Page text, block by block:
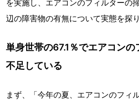
を実施し、エアコンのフィルターの
辺の障害物の有無について実態を探り
単身世帯の67.1％でエアコン
不足している
まず、「今年の夏、エアコンのフィ